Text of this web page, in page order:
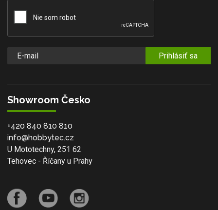
Prihlásiť sa
Showroom Česko
+420 840 810 810
info@hobbytec.cz
U Mototechny, 251 62
Tehovec - Říčany u Prahy